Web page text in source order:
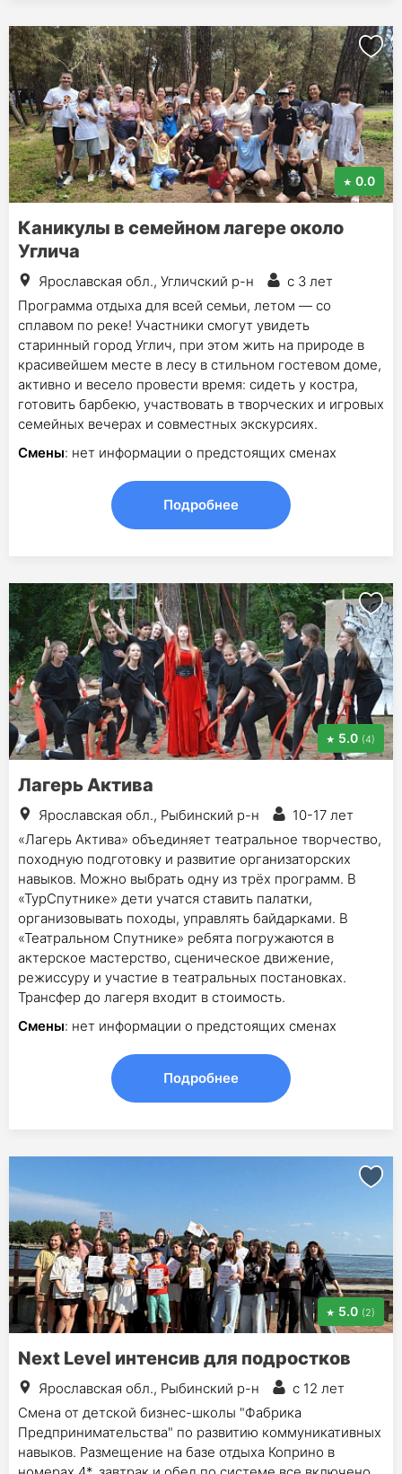
0.0
Каникулы в семейном лагере около
Углича
Ярославская обл., Угличский р-н
с 3 лет
Программа отдыха для всей семьи, летом — со
сплавом по реке! Участники смогут увидеть
старинный город Углич, при этом жить на природе в
красивейшем месте в лесу в стильном гостевом доме,
активно и весело провести время: сидеть у костра,
готовить барбекю, участвовать в творческих и игровых
семейных вечерах и совместных экскурсиях.
Смены: нет информации о предстоящих сменах
Подробнее
5.0 (4)
Лагерь Актива
Ярославская обл., Рыбинский р-н
10-17 лет
«Лагерь Актива» объединяет театральное творчество,
походную подготовку и развитие организаторских
навыков. Можно выбрать одну из трёх программ. В
«ТурСпутнике» дети учатся ставить палатки,
организовывать походы, управлять байдарками. В
«Театральном Спутнике» ребята погружаются в
актерское мастерство, сценическое движение,
режиссуру и участие в театральных постановках.
Трансфер до лагеря входит в стоимость.
Смены: нет информации о предстоящих сменах
Подробнее
5.0 (2)
Next Level интенсив для подростков
Ярославская обл., Рыбинский р-н
с 12 лет
Смена от детской бизнес-школы "Фабрика
Предпринимательства" по развитию коммуникативных
навыков. Размещение на базе отдыха Коприно в